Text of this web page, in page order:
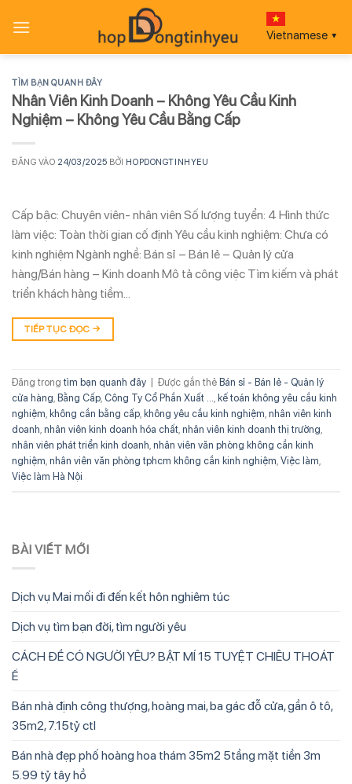
qua
Vietnamese ▼
TÌM BẠN QUANH ĐÂY
Nhân Viên Kinh Doanh – Không Yêu Cầu Kinh
Nghiệm – Không Yêu Cầu Bằng Cấp
ĐĂNG VÀO 24/03/2025 BỞI HOPDONGTINHYEU
Cấp bậc: Chuyên viên- nhân viên Số lượng tuyển: 4 Hình thức
làm việc: Toàn thời gian cố định Yêu cầu kinh nghiệm: Chưa có
kinh nghiệm Ngành nghề: Bán sỉ – Bán lẻ – Quản lý cửa
hàng/Bán hàng – Kinh doanh Mô tả công việc Tìm kiếm và phát
triển khách hàng tiềm…
TIẾP TỤC ĐỌC →
Đăng trong tìm bạn quanh đây Được gắn thẻ Bán sỉ - Bán lẻ - Quản lý
cửa hàng Bằng Cấp Công Ty Cổ Phần Xuất ...
kế toán không yêu cầu kinh
nghiệm không cần bằng cấp không yêu cầu kinh nghiệm nhân viên kinh
doanh nhân viên kinh doanh hóa chất nhân viên kinh doanh thị trường
nhân viên phát triển kinh doanh nhân viên văn phòng không cần kinh
nghiệm nhân viên văn phòng tphcm không cần kinh nghiệm Việc làm
Việc làm Hà Nội
BÀI VIẾT MỚI
Dịch vụ Mai mối đi đến kết hôn nghiêm túc
Dịch vụ tìm bạn đời, tìm người yêu
CÁCH ĐỂ CÓ NGƯỜI YÊU? BẬT MÍ 15 TUYỆT CHIÊU THOÁT
Ế
Bán nhà định công thượng, hoàng mai, ba gác đỗ cửa, gần ô tô,
35m2, 7.15tỷ ctl
Bán nhà đẹp phố hoàng hoa thám 35m2 5tầng mặt tiền 3m
5.99 tỷ tây hồ